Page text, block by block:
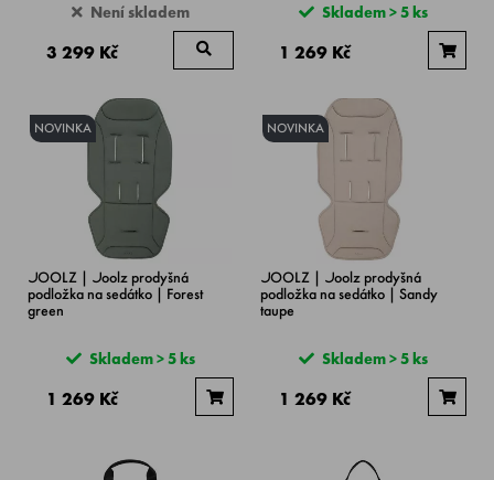
Není skladem
3 299 Kč
Skladem > 5 ks
1 269 Kč
NOVINKA
JOOLZ | Joolz prodyšná
podložka na sedátko | Forest
green
Skladem > 5 ks
1 269 Kč
NOVINKA
JOOLZ | Joolz prodyšná
podložka na sedátko | Sandy
taupe
Skladem > 5 ks
1 269 Kč